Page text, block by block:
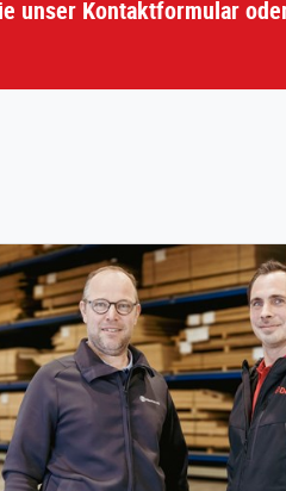
unser Kontaktformular